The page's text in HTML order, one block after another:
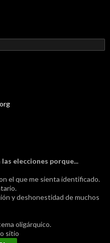
elecciones porque...
el que me sienta identificado.
y deshonestidad de muchos
oligárquico.
sitio